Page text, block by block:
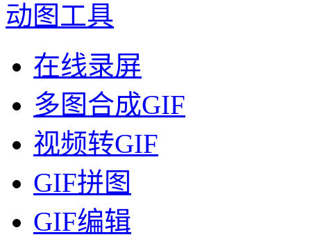
动图工具
在线录屏
多图合成GIF
视频转GIF
GIF拼图
GIF编辑